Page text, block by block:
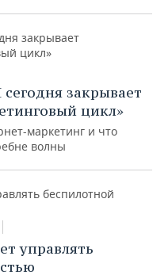
закрывает
цикл»
маркетинг и что
волны
управлять